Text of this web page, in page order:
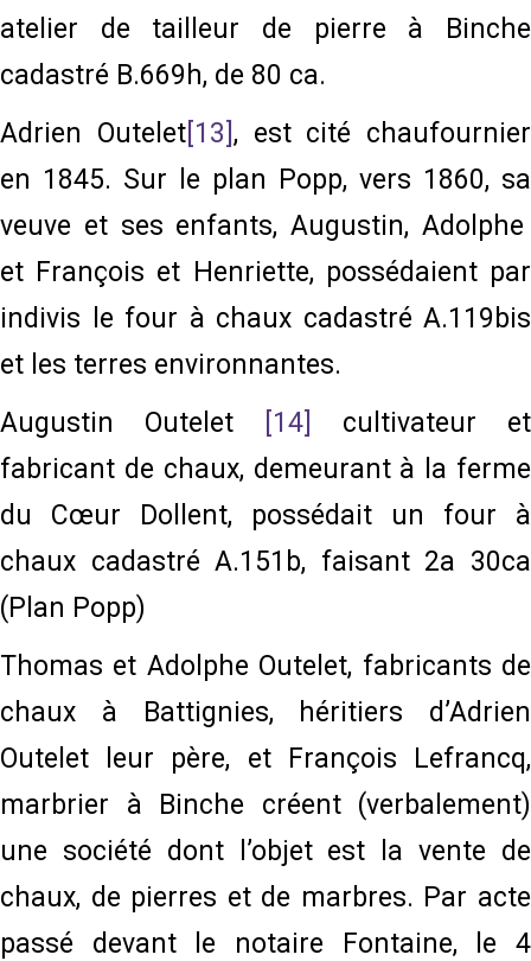
atelier de tailleur de pierre à Binche
cadastré B.669h, de 80 ca.
Adrien Outelet[13] , est cité chaufournier
en 1845. Sur le plan Popp, vers 1860, sa
veuve et ses enfants, Augustin, Adolphe
et François et Henriette, possédaient par
indivis le four à chaux cadastré A.119bis
et les terres environnantes.
Augustin Outelet
[14]
cultivateur et
fabricant de chaux, demeurant à la ferme
du Cœur Dollent, possédait un four à
chaux cadastré A.151b, faisant 2a 30ca
(Plan Popp)
Thomas et Adolphe Outelet, fabricants de
chaux à Battignies, héritiers d’Adrien
Outelet leur père, et François Lefrancq,
marbrier à Binche créent (verbalement)
une société dont l’objet est la vente de
chaux, de pierres et de marbres. Par acte
passé devant le notaire Fontaine, le 4